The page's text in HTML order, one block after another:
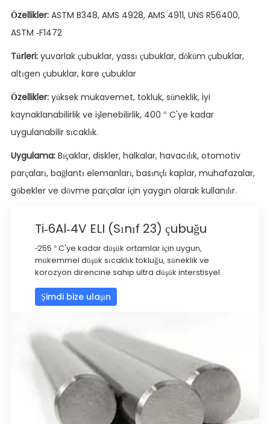
Özellikler:ASTM B348, AMS 4928, AMS 4911, UNS R56400,
ASTM -F1472
Türleri: yuvarlak çubuklar, yassı çubuklar, döküm çubuklar,
altıgen çubuklar, kare çubuklar
Özellikler: yüksek mukavemet, tokluk, süneklik, iyi
kaynaklanabilirlik ve işlenebilirlik, 400 ° C'ye kadar
uygulanabilir sıcaklık.
Uygulama: Bıçaklar, diskler, halkalar, havacılık, otomotiv
parçaları, bağlantı elemanları, basınçlı kaplar, muhafazalar,
göbekler ve dövme parçalar için yaygın olarak kullanılır.
Ti-6Al-4V ELI (Sınıf 23) çubuğu
-255 ° C'ye kadar düşük ortamlar için uygun,
mükemmel düşük sıcaklık tokluğu, süneklik ve
korozyon direncine sahip ultra düşük interstisyel.
Şimdi bize ulaşın